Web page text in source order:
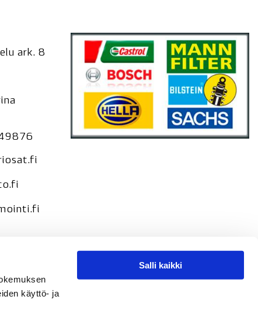
käyttö- ja
Salli kaikki
ark. 8